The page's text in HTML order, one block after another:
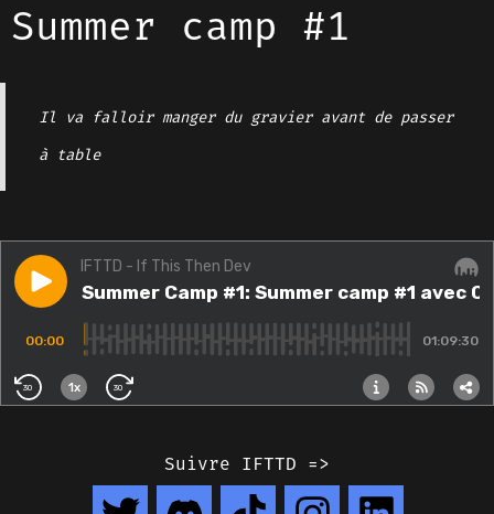
Summer camp #1
Il va falloir manger du gravier avant de passer
à table
Suivre IFTTD =>